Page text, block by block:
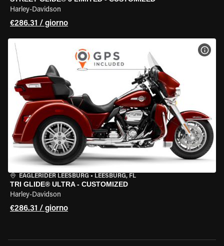
Harley-Davidson
€286.31 / giorno
EAGLERIDER LEESBURG • LEESBURG, FL
TRI GLIDE® ULTRA - CUSTOMIZED
Harley-Davidson
€286.31 / giorno